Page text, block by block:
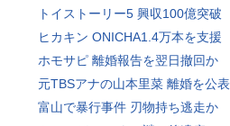
トイストーリー5 興収100億突破
ヒカキン ONICHA1.4万本を支援
ホモサピ 離婚報告を翌日撤回か
元TBSアナの山本里菜 離婚を公表
富山で暴行事件 刃物持ち逃走か